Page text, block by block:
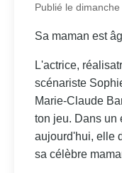
Publié le
Sa maman est
L'actrice,
scénariste
Marie-Claude
ton jeu. Dans un
aujourd'hui, elle
sa célèbre